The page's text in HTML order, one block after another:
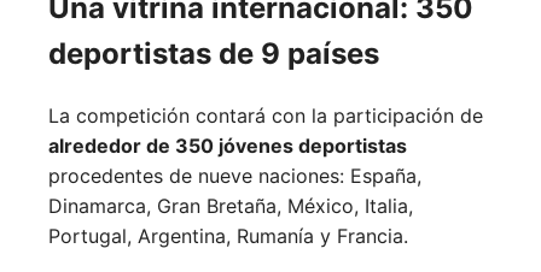
Una vitrina internacional: 350
deportistas de 9 países
La competición contará con la participación de
alrededor de 350 jóvenes deportistas
procedentes de nueve naciones: España,
Dinamarca, Gran Bretaña, México, Italia,
Portugal, Argentina, Rumanía y Francia.